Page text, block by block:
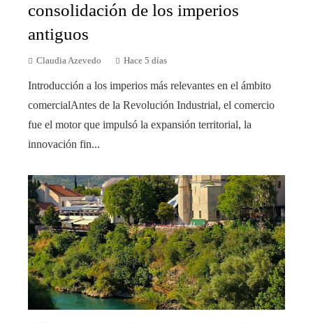
consolidación de los imperios
antiguos
Claudia Azevedo Hace 5 días
Introducción a los imperios más relevantes en el ámbito
comercialAntes de la Revolución Industrial, el comercio
fue el motor que impulsó la expansión territorial, la
innovación fin...